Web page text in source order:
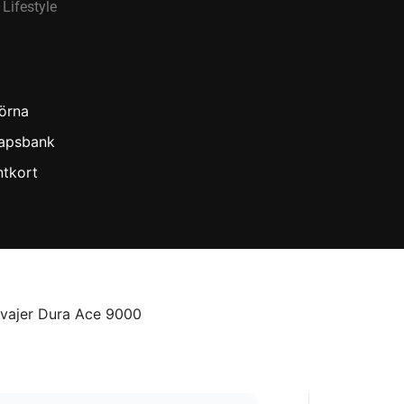
Lifestyle
Dura Ace 9000